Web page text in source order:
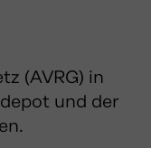
(AVRG) in
und der